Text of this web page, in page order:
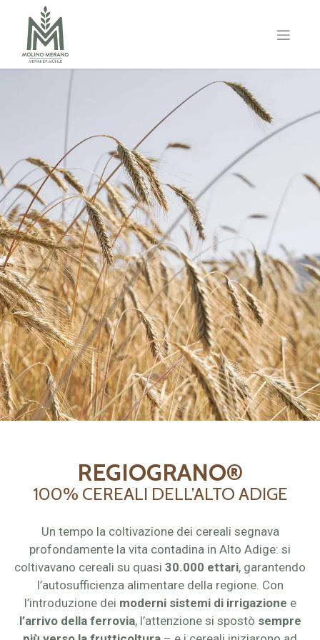
REGIOGRANO®
100% CEREALI DELL’ALTO ADIGE
Un tempo la coltivazione dei cereali segnava
profondamente la vita contadina in Alto Adige: si
coltivavano cereali su quasi 30.000 ettari, garantendo
l’autosufficienza alimentare della regione. Con
l’introduzione dei moderni sistemi di irrigazione e
l’arrivo della ferrovia, l’attenzione si spostò sempre